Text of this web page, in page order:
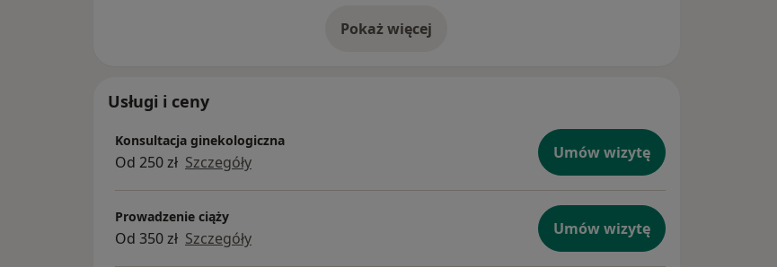
Pokaż więcejo doświadczeniu
Usługi i ceny
Konsultacja ginekologiczna
Od 250 zł Szczegóły Umów wizytę
Prowadzenie ciąży
Od 350 zł Szczegóły Umów wizytę